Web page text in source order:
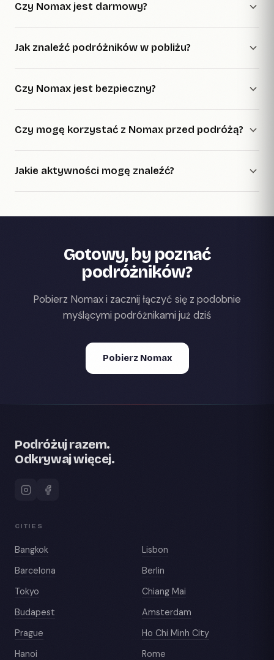
Czy Nomax jest darmowy?
Jak znaleźć podróżników w pobliżu?
Czy Nomax jest bezpieczny?
Czy mogę korzystać z Nomax przed podróżą?
Jakie aktywności mogę znaleźć?
Gotowy, by poznać
podróżników?
Pobierz Nomax i zacznij łączyć się z podobnie
myślącymi podróżnikami już dziś
Pobierz Nomax
Podróżuj razem.
Odkrywaj więcej.
CITIES
Bangkok
Lisbon
Barcelona
Berlin
Tokyo
Chiang Mai
Budapest
Amsterdam
Prague
Ho Chi Minh City
Hanoi
Rome